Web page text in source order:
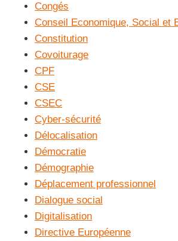
Congés
Conseil Economique, Social et
Constitution
Covoiturage
CPF
CSE
CSEC
Cyber-sécurité
Délocalisation
Démocratie
Démographie
Déplacement professionnel
Dialogue social
Digitalisation
Directive Européenne